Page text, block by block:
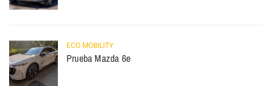
ECO MOBILITY
Prueba Mazda 6e